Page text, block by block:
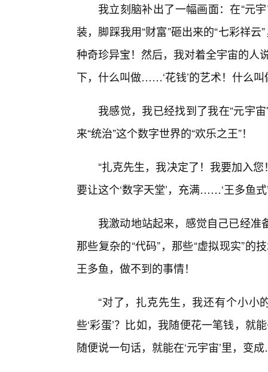
我立刻脑补出了一幅画面：在“元
装，脚踩我用“财富”砸出来的“七彩祥
种奇珍异宝！然后，我对着全宇宙的人
下，什么叫做……‘花钱’的艺术！什么
我感觉，我已经找到了我在“元宇
来“统治”这个数字世界的“欢乐之王”！
“扎克先生，我决定了！我要加入您
要让这个‘数字天堂’，充满……‘王多鱼式
我激动地站起来，感觉自己已经
那些复杂的“代码”，那些“虚拟现实”的
王多鱼，做不到的事情！
“对了，扎克先生，我还有个小
些‘彩蛋’？比如，我随便花一笔钱，
随便说一句话，就能在‘元宇宙’里，变